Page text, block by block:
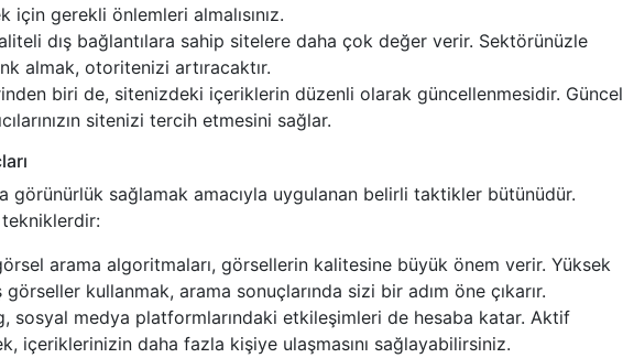
gerekli önlemleri almalısınız.
dış bağlantılara sahip sitelere daha çok değer verir. Sektörünüzle
almak, otoritenizi artıracaktır.
biri de, sitenizdeki içeriklerin düzenli olarak güncellenmesidir. Güncel
sitenizi tercih etmesini sağlar.
görünürlük sağlamak amacıyla uygulanan belirli taktikler bütünüdür.
tekniklerdir:
arama algoritmaları, görsellerin kalitesine büyük önem verir. Yüksek
kullanmak, arama sonuçlarında sizi bir adım öne çıkarır.
sosyal medya platformlarındaki etkileşimleri de hesaba katar. Aktif
içeriklerinizin daha fazla kişiye ulaşmasını sağlayabilirsiniz.